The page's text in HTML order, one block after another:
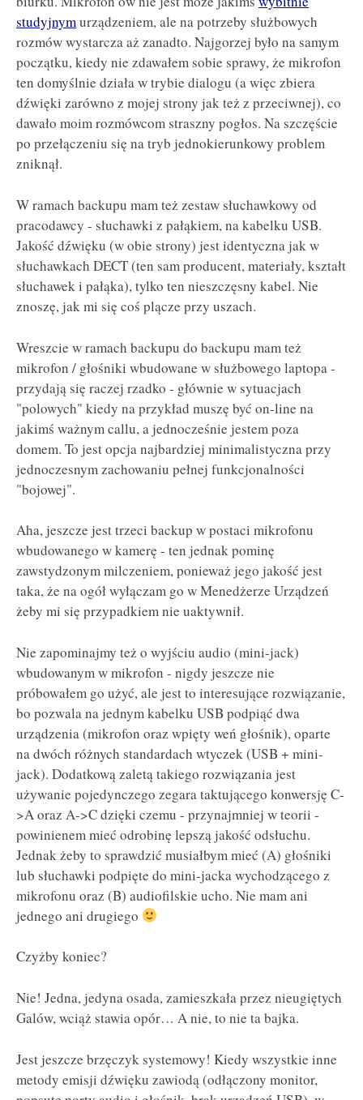
studyjnymurządzeniem, ale na potrzeby służbowych
rozmów wystarcza aż zanadto. Najgorzej było na samym
początku, kiedy nie zdawałem sobie sprawy, że mikrofon
ten domyślnie działa w trybie dialogu (a więc zbiera
dźwięki zarówno z mojej strony jak też z przeciwnej), co
dawało moim rozmówcom straszny pogłos. Na szczęście
po przełączeniu się na tryb jednokierunkowy problem
zniknął.
W ramach backupu mam też zestaw słuchawkowy od
pracodawcy - słuchawki z pałąkiem, na kabelku USB.
Jakość dźwięku (w obie strony) jest identyczna jak w
słuchawkach DECT (ten sam producent, materiały, kształt
słuchawek i pałąka), tylko ten nieszczęsny kabel. Nie
znoszę, jak mi się coś plącze przy uszach.
Wreszcie w ramach backupu do backupu mam też
mikrofon / głośniki wbudowane w służbowego laptopa -
przydają się raczej rzadko - głównie w sytuacjach
"polowych" kiedy na przykład muszę być on-line na
jakimś ważnym callu, a jednocześnie jestem poza
domem. To jest opcja najbardziej minimalistyczna przy
jednoczesnym zachowaniu pełnej funkcjonalności
"bojowej".
Aha, jeszcze jest trzeci backup w postaci mikrofonu
wbudowanego w kamerę - ten jednak pominę
zawstydzonym milczeniem, ponieważ jego jakość jest
taka, że na ogół wyłączam go w Menedżerze Urządzeń
żeby mi się przypadkiem nie uaktywnił.
Nie zapominajmy też o wyjściu audio (mini-jack)
wbudowanym w mikrofon - nigdy jeszcze nie
próbowałem go użyć, ale jest to interesujące rozwiązanie,
bo pozwala na jednym kabelku USB podpiąć dwa
urządzenia (mikrofon oraz wpięty weń głośnik), oparte
na dwóch różnych standardach wtyczek (USB + mini-
jack). Dodatkową zaletą takiego rozwiązania jest
używanie pojedynczego zegara taktującego konwersję C-
>A oraz A->C dzięki czemu - przynajmniej w teorii -
powinienem mieć odrobinę lepszą jakość odsłuchu.
Jednak żeby to sprawdzić musiałbym mieć (A) głośniki
lub słuchawki podpięte do mini-jacka wychodzącego z
mikrofonu oraz (B) audiofilskie ucho. Nie mam ani
jednego ani drugiego
Czyżby koniec?
Nie! Jedna, jedyna osada, zamieszkała przez nieugiętych
Galów, wciąż stawia opór… A nie, to nie ta bajka.
Jest jeszcze brzęczyk systemowy! Kiedy wszystkie inne
metody emisji dźwięku zawiodą (odłączony monitor,